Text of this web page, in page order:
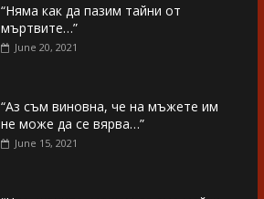
“Няма как да пазим тайни от
мъртвите…”
June 20, 2021
“Аз съм виновна, че на мъжете им
не може да се вярва…”
June 15, 2021